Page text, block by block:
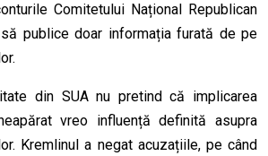
Comitetului Național Republican
publice doar informația furată de pe
din SUA nu pretind că implicarea
vreo influență definită asupra
Kremlinul a negat acuzațiile, pe când